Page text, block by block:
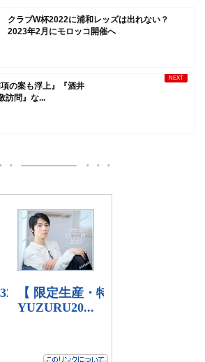
クラブW杯2022に浦和レッズは出れない？
2023年2月にモロッコ開催へ
の案も浮上』『酒井
訪問』な...